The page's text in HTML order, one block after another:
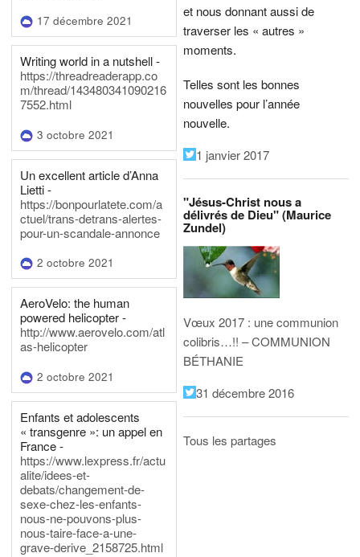
17 décembre 2021
Writing world in a nutshell -
https://threadreaderapp.co
m/thread/143480341090216
7552.html
3 octobre 2021
Un excellent article d’Anna
Lietti -
https://bonpourlatete.com/a
ctuel/trans-detrans-alertes-
pour-un-scandale-annonce
2 octobre 2021
AeroVelo: the human
powered helicopter -
http://www.aerovelo.com/atl
as-helicopter
2 octobre 2021
Enfants et adolescents
« transgenre »: un appel en
France -
https://www.lexpress.fr/actu
alite/idees-et-
debats/changement-de-
sexe-chez-les-enfants-
nous-ne-pouvons-plus-
nous-taire-face-a-une-
grave-derive_2158725.html
et nous donnant aussi de
traverser les « autres »
moments.
Telles sont les bonnes
nouvelles pour l’année
nouvelle.
1 janvier 2017
"Jésus-Christ nous a
délivrés de Dieu" (Maurice
Zundel)
Vœux 2017 : une communion
colibris…!! – COMMUNION
BÉTHANIE
31 décembre 2016
Tous les partages